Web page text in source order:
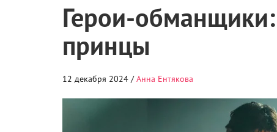
Герои-
принцы
12 декабря 2024 /Анна Ентякова